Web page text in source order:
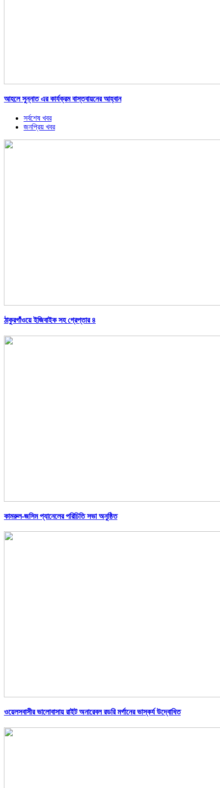
আহলে সুন্নাত এর কার্যক্রম বাস্তবায়নের আহ্বান
সর্বশেষ খবর
জনপ্রিয় খবর
ঠাকুরগাঁওয়ে ইজিবাইক সহ গ্রেপ্তার ৪
কামরুল-জসিম প্যানেলের পরিচিতি সভা অনুষ্ঠিত
ওয়েলসবাসীর ভালোবাসায় রাইট অনারেবল রডরি মর্গানের ভাস্কর্য উদ্বোধিত